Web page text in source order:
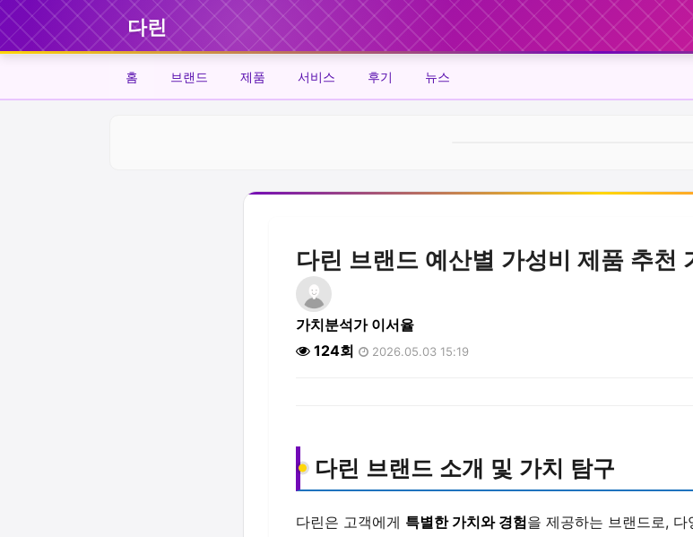
다린
홈 브랜드 제품 서비스 후기 뉴스
다린 브랜드 예산별 가성비 제품 추천
가치분석가 이서율
124회
2026.05.03 15:19
다린 브랜드 소개 및 가치 탐구
다린은 고객에게 특별한 가치와 경험을 제공하는 브랜드로,